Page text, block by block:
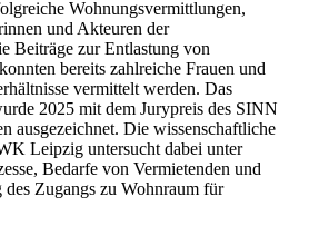
Wohnungsvermittlungen,
und Akteuren der
Beiträge zur Entlastung von
bereits zahlreiche Frauen und
vermittelt werden. Das
2025 mit dem Jurypreis des SINN
ausgezeichnet. Die wissenschaftliche
Leipzig untersucht dabei unter
Bedarfe von Vermietenden und
des Zugangs zu Wohnraum für